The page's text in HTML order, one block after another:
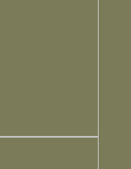
にゃん幸実歩